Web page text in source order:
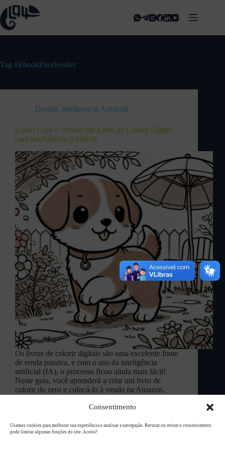
Consentimento
Usamos cookies para melhorar sua experiência e analisar a navegação. Recusar ou retirar o consentimento
pode limitar algumas funções do site. Aceita?
Tag #EbookParaVender
Design, Inteligencia Artificial
Como Criar e Vender um Livro de Colorir Digital
com Inteligência Artificial
Os livros de colorir digitais são uma excelente fonte
de renda passiva, e com o uso da inteligência
artificial (IA), o processo ficou ainda mais fácil!
Neste guia, você aprenderá a criar um livro de
colorir do zero e colocá-lo à venda na Amazon.